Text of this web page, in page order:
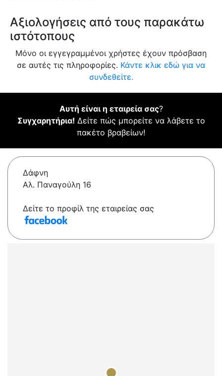
Αξιολογήσεις από τους παρακάτω
ιστότοπους
Μόνο οι εγγεγραμμένοι χρήστες έχουν πρόσβαση
σε αυτές τις πληροφορίες. Κάντε κλικ εδώ για να
συνδεθείτε.
Αυτή είναι η εταιρεία σας?
Συγχαρητήρια! Δείτε πώς μπορείτε να λάβετε το
πακέτο βραβείων!
Δάφνη
Αλ. Παναγούλη 16
Δείτε το προφίλ της εταιρείας σας